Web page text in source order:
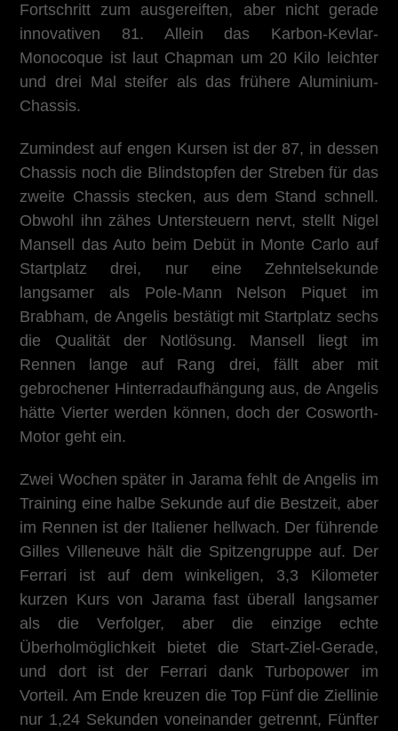
Fortschritt zum ausgereiften, aber nicht gerade
innovativen 81. Allein das Karbon-Kevlar-
Monocoque ist laut Chapman um 20 Kilo leichter
und drei Mal steifer als das frühere Aluminium-
Chassis.
Zumindest auf engen Kursen ist der 87, in dessen
Chassis noch die Blindstopfen der Streben für das
zweite Chassis stecken, aus dem Stand schnell.
Obwohl ihn zähes Untersteuern nervt, stellt Nigel
Mansell das Auto beim Debüt in Monte Carlo auf
Startplatz drei, nur eine Zehntelsekunde
langsamer als Pole-Mann Nelson Piquet im
Brabham, de Angelis bestätigt mit Startplatz sechs
die Qualität der Notlösung. Mansell liegt im
Rennen lange auf Rang drei, fällt aber mit
gebrochener Hinterradaufhängung aus, de Angelis
hätte Vierter werden können, doch der Cosworth-
Motor geht ein.
Zwei Wochen später in Jarama fehlt de Angelis im
Training eine halbe Sekunde auf die Bestzeit, aber
im Rennen ist der Italiener hellwach. Der führende
Gilles Villeneuve hält die Spitzengruppe auf. Der
Ferrari ist auf dem winkeligen, 3,3 Kilometer
kurzen Kurs von Jarama fast überall langsamer
als die Verfolger, aber die einzige echte
Überholmöglichkeit bietet die Start-Ziel-Gerade,
und dort ist der Ferrari dank Turbopower im
Vorteil. Am Ende kreuzen die Top Fünf die Ziellinie
nur 1,24 Sekunden voneinander getrennt, Fünfter